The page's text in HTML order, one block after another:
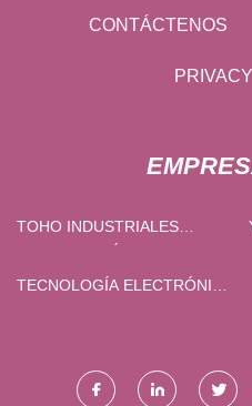
CONTÁCTENOS
TOHO INDUSTRIALES
TECNOLOGÍA ELECTRÓNICA